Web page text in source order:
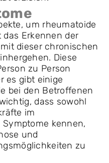
um rheumatoide
Erkennen der
dieser chronischen
Diese
zu Person
es gibt einige
bei den Betroffenen
dass sowohl
im
kennen,
und
zu